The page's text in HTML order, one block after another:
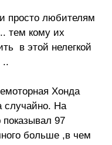
просто любителям
тем кому их
в этой нелегкой
..
Хонда
случайно. На
97
больше ,в чем